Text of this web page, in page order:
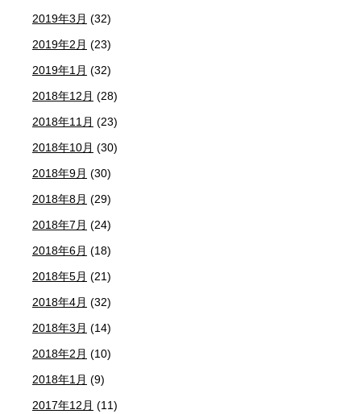
2019年3月 (32)
2019年2月 (23)
2019年1月 (32)
2018年12月 (28)
2018年11月 (23)
2018年10月 (30)
2018年9月 (30)
2018年8月 (29)
2018年7月 (24)
2018年6月 (18)
2018年5月 (21)
2018年4月 (32)
2018年3月 (14)
2018年2月 (10)
2018年1月 (9)
2017年12月 (11)